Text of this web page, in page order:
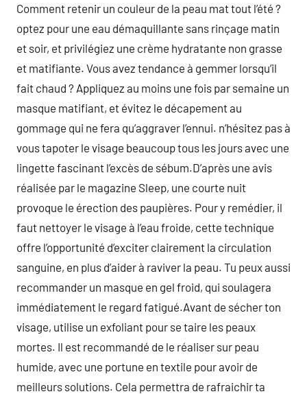
Comment retenir un couleur de la peau mat tout l’été ?
optez pour une eau démaquillante sans rinçage matin
et soir, et privilégiez une crème hydratante non grasse
et matifiante. Vous avez tendance à gemmer lorsqu’il
fait chaud ? Appliquez au moins une fois par semaine un
masque matifiant, et évitez le décapement au
gommage qui ne fera qu’aggraver l’ennui. n’hésitez pas à
vous tapoter le visage beaucoup tous les jours avec une
lingette fascinant l’excès de sébum.D’après une avis
réalisée par le magazine Sleep, une courte nuit
provoque le érection des paupières. Pour y remédier, il
faut nettoyer le visage à l’eau froide, cette technique
offre l’opportunité d’exciter clairement la circulation
sanguine, en plus d’aider à raviver la peau. Tu peux aussi
recommander un masque en gel froid, qui soulagera
immédiatement le regard fatigué.Avant de sécher ton
visage, utilise un exfoliant pour se taire les peaux
mortes. Il est recommandé de le réaliser sur peau
humide, avec une portune en textile pour avoir de
meilleurs solutions. Cela permettra de rafraichir ta